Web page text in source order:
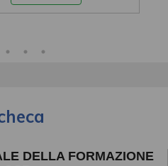
DELLA FORMAZIONE